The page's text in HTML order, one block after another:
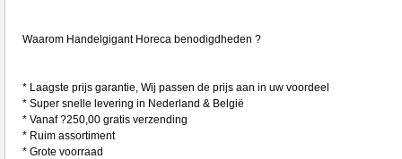
Waarom Handelgigant Horeca benodigdheden ?
* Laagste prijs garantie, Wij passen de prijs aan in uw voordeel
* Super snelle levering in Nederland & België
* Vanaf ?250,00 gratis verzending
* Ruim assortiment
* Grote voorraad